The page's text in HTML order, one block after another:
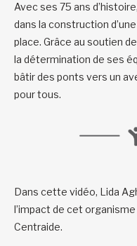
Avec ses 75 ans
dans la construction
place. Grâce au soutien
la détermination de ses
bâtir des ponts vers un
pour tous.
Dans cette vidéo, Lida
l’impact de cet
Centraide.